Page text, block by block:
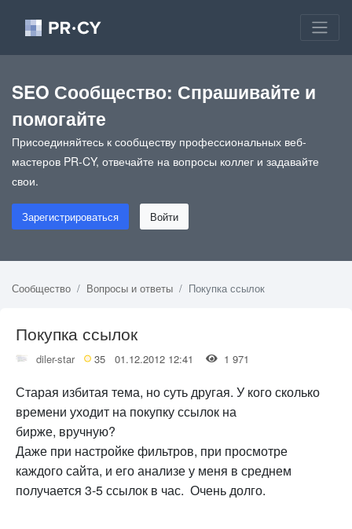
SEO Сообщество: Спрашивайте и
помогайте
Присоединяйтесь к сообществу профессиональных веб-
мастеров PR-CY, отвечайте на вопросы коллег и задавайте
свои.
Зарегистрироваться Войти
Сообщество Вопросы и ответы Покупка ссылок
Покупка ссылок
diler-star 35 01.12.2012 12:41 1 971
Старая избитая тема, но суть другая. У кого сколько
времени уходит на покупку ссылок на
бирже, вручную?
Даже при настройке фильтров, при просмотре
каждого сайта, и его анализе у меня в среднем
получается 3-5 ссылок в час. Очень долго.